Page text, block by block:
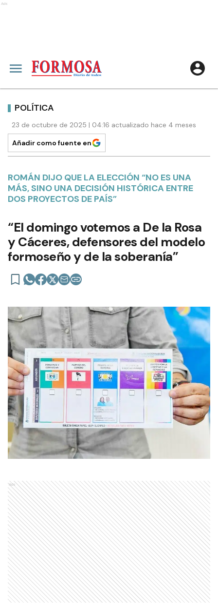
Ads
POLÍTICA
23 de octubre de 2025 | 04:16 actualizado hace 4 meses
Añadir como fuente en
ROMÁN DIJO QUE LA ELECCIÓN “NO ES UNA
MÁS, SINO UNA DECISIÓN HISTÓRICA ENTRE
DOS PROYECTOS DE PAÍS”
“El domingo votemos a De la Rosa
y Cáceres, defensores del modelo
formoseño y de la soberanía”
Ads